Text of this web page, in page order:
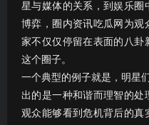
星与媒体的关系，到娱乐圈
博弈，圈内资讯吃瓜网为观
家不仅仅停留在表面的八卦
这个圈子。
一个典型的例子就是，明星
出的是一种和谐而理智的处
观众能够看到危机背后的真